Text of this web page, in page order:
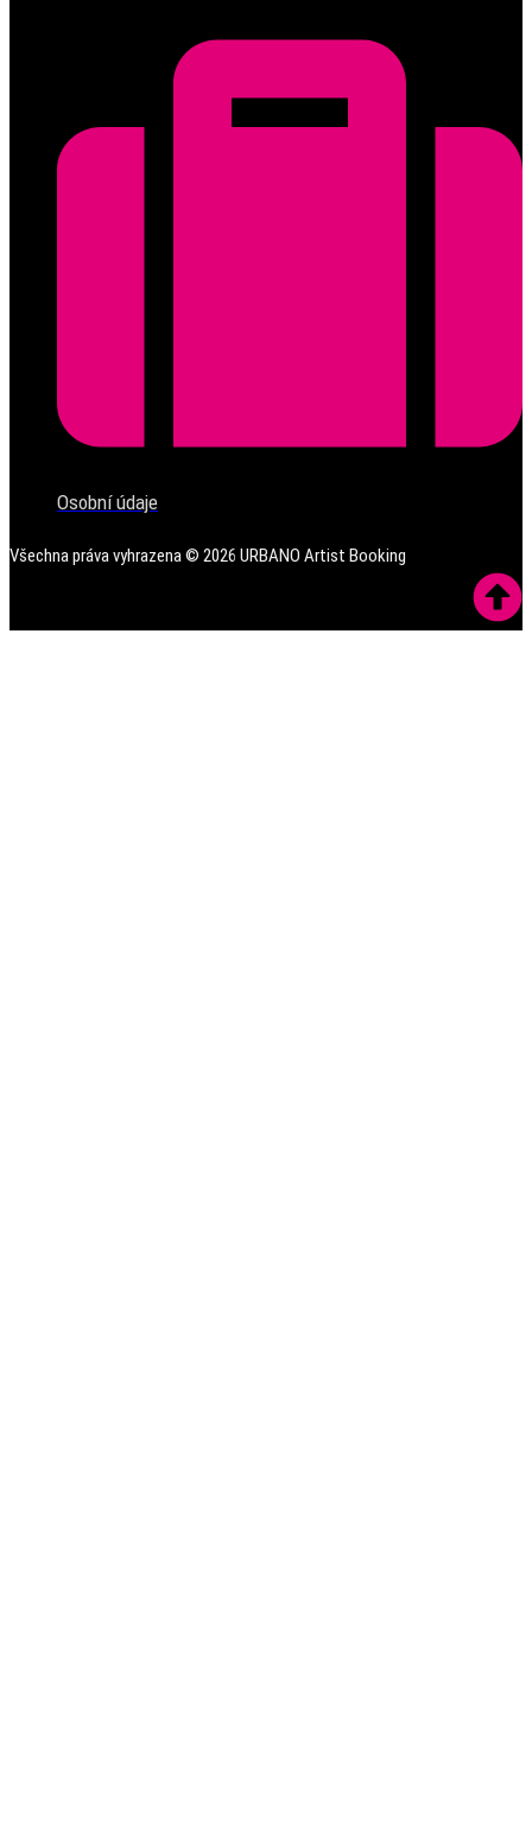
Osobní údaje
Všechna práva vyhrazena © 2026 URBANO Artist Booking